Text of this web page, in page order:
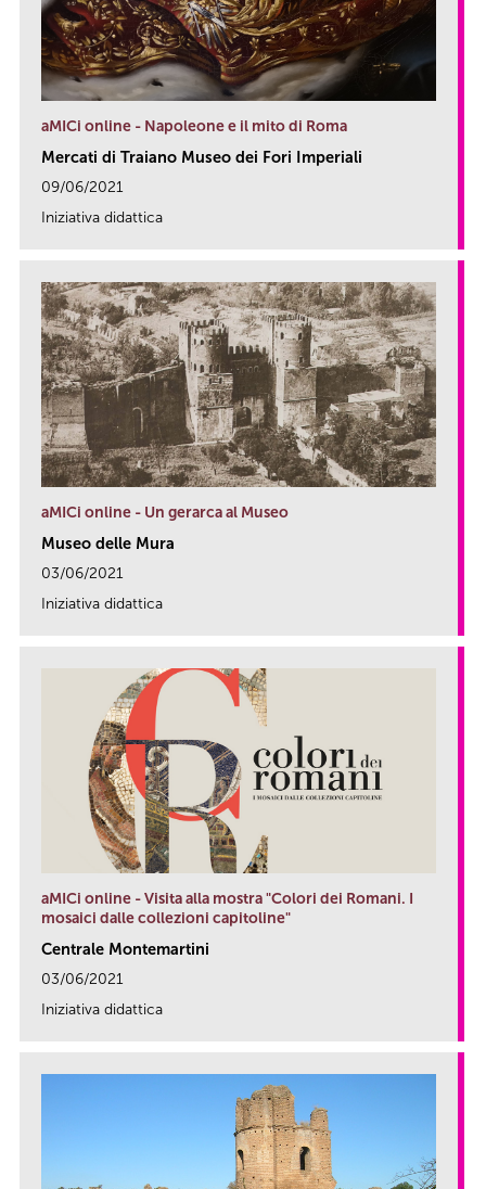
aMICi online - Napoleone e il mito di Roma
Mercati di Traiano Museo dei Fori Imperiali
09/06/2021
Iniziativa didattica
aMICi online - Un gerarca al Museo
Museo delle Mura
03/06/2021
Iniziativa didattica
aMICi online - Visita alla mostra "Colori dei Romani. I
mosaici dalle collezioni capitoline"
Centrale Montemartini
03/06/2021
Iniziativa didattica